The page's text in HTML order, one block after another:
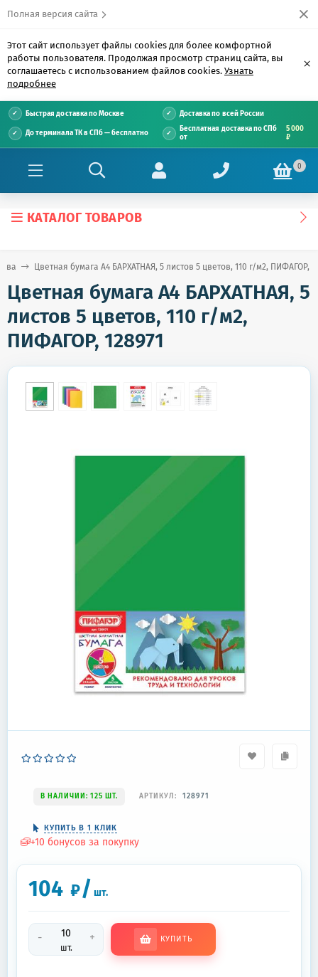
Полная версия сайта
Этот сайт использует файлы cookies для более комфортной
работы пользователя. Продолжая просмотр страниц сайта, вы
соглашаетесь с использованием файлов cookies. Узнать
подробнее
×
Быстрая доставка по Москве Доставка по всей России
До терминала ТК в СПб — бесплатно
Бесплатная доставка по СПб
от
5 000
₽
0
КАТАЛОГ ТОВАРОВ
Цветная бумага А4 БАРХАТНАЯ, 5 листов 5 цветов, 110 г/м2, ПИФАГОР,
Цветная бумага А4 БАРХАТНАЯ, 5
листов 5 цветов, 110 г/м2,
ПИФАГОР, 128971
В НАЛИЧИИ: 125 ШТ. АРТИКУЛ: 128971
КУПИТЬ В 1 КЛИК
+10 бонусов за покупку
104 ₽/ шт.
-
шт.
+ КУПИТЬ